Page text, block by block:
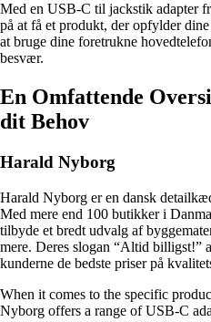
Med en USB-C til jackstik adapter
på at få et produkt, der opfylder
at bruge dine foretrukne
besvær.
En Omfattende
dit Behov
Harald Nyborg
Harald Nyborg er en dansk
Med mere end 100 butikker i
tilbyde et bredt udvalg af
mere. Deres slogan “Altid billigst!”
kunderne de bedste priser på
When it comes to the specific
Nyborg offers a range of USB-C